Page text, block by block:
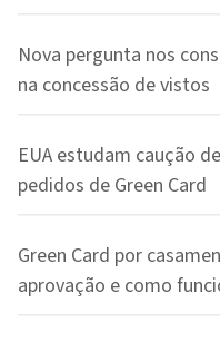
Nova pergunta nos
na concessão de vistos
EUA estudam caução
pedidos de Green Card
Green Card por
aprovação e como